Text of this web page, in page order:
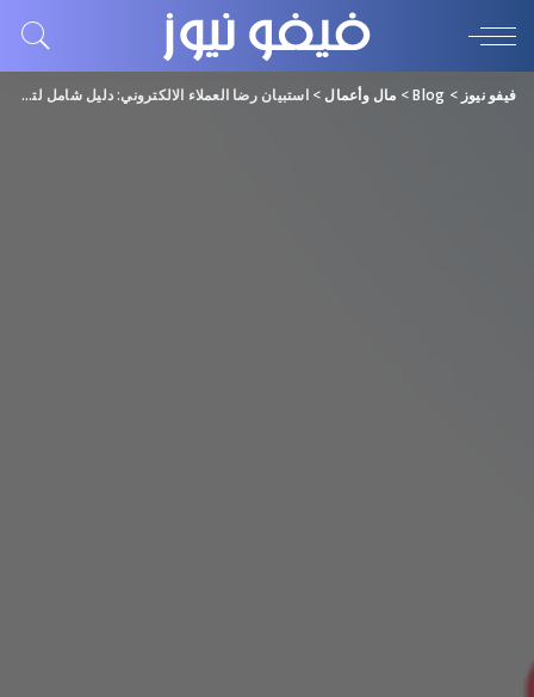
فيفو نيوز >
Blog
> مال وأعمال >استبيان رضا العملاء الالكتروني: دليل شامل لتحسين تجربة العملاء من بُرس لاين